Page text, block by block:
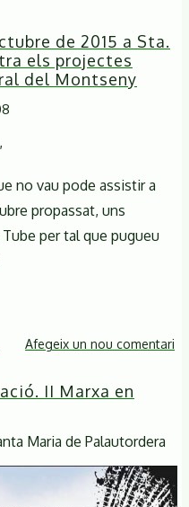
de 2015 a Sta.
els projectes
del Montseny
no vau pode assistir a
propassat, uns
per tal que pugueu
sobre
d'octubre
Afegeix un nou comentari
II Marxa en
Maria de Palautordera